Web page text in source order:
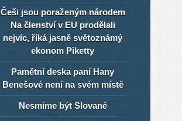
Češi jsou poraženým národem
Na členství v EU prodělali
nejvíc, říká jasně světoznámý
ekonom Piketty
Pamětní deska paní Hany
Benešové není na svém místě
Nesmíme být Slované